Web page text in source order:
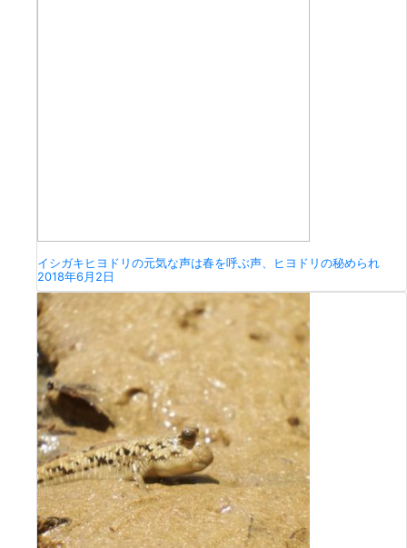
イシガキヒヨドリの元気な声は春を呼ぶ声、ヒヨドリの秘められ
2018年6月2日